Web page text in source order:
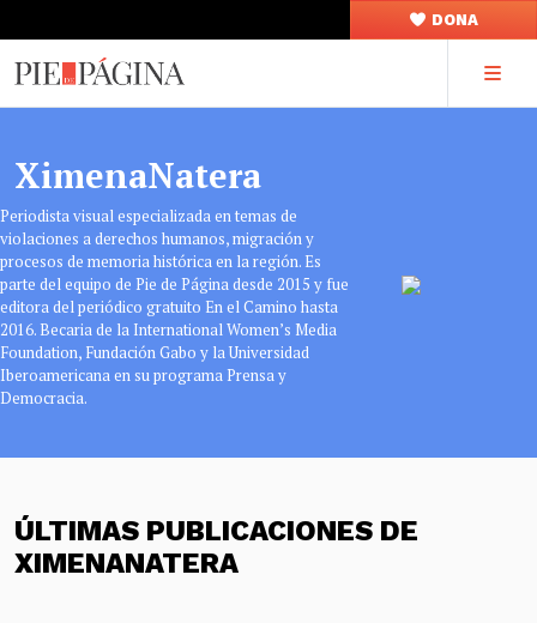
DONA
XimenaNatera
Periodista visual especializada en temas de
violaciones a derechos humanos, migración y
procesos de memoria histórica en la región. Es
parte del equipo de Pie de Página desde 2015 y fue
editora del periódico gratuito En el Camino hasta
2016. Becaria de la International Women’s Media
Foundation, Fundación Gabo y la Universidad
Iberoamericana en su programa Prensa y
Democracia.
ÚLTIMAS PUBLICACIONES DE
XIMENANATERA